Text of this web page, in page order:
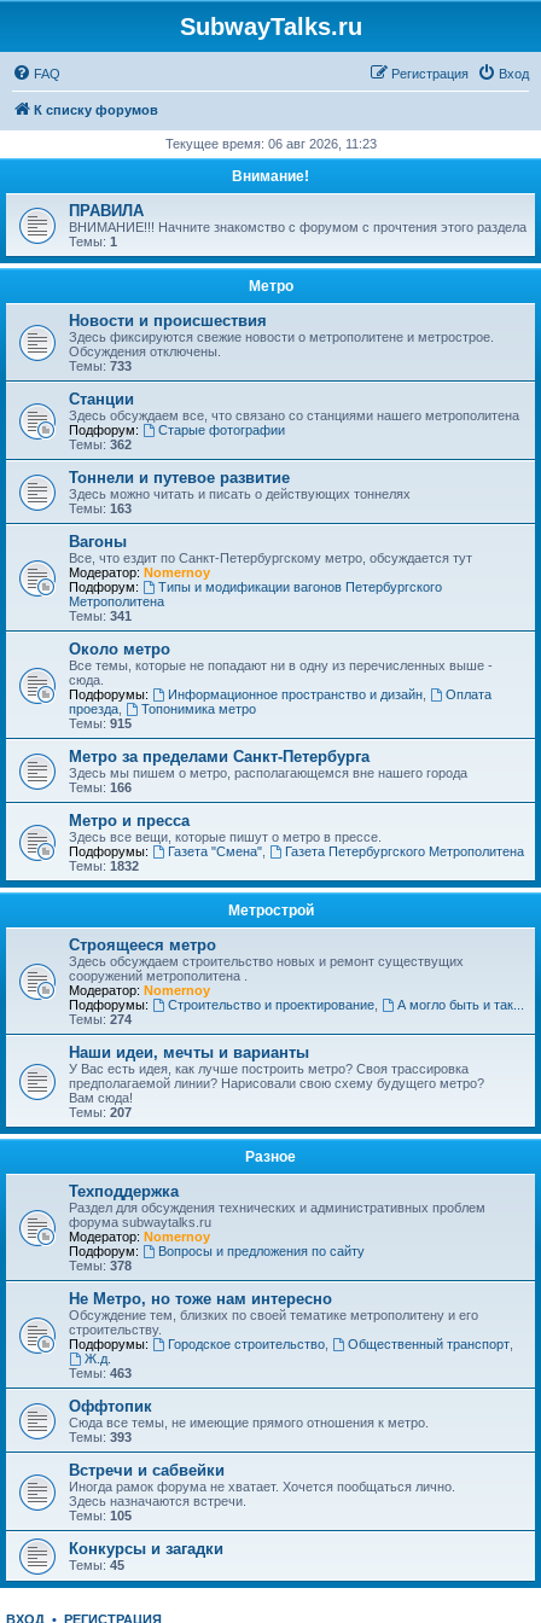
SubwayTalks.ru
FAQ Вход
Регистрация
К списку форумов
Текущее время: 06 авг 2026, 11:23
Внимание!
ПРАВИЛА
ВНИМАНИЕ!!! Начните знакомство с форумом с прочтения этого раздела
Темы: 1
Метро
Новости и происшествия
Здесь фиксируются свежие новости о метрополитене и метрострое.
Обсуждения отключены.
Темы: 733
Станции
Здесь обсуждаем все, что связано со станциями нашего метрополитена
Подфорум:
Старые фотографии
Темы: 362
Тоннели и путевое развитие
Здесь можно читать и писать о действующих тоннелях
Темы: 163
Вагоны
Все, что ездит по Санкт-Петербургскому метро, обсуждается тут
Модератор: Nomernoy
Подфорум:
Типы и модификации вагонов Петербургского
Метрополитена
Темы: 341
Около метро
Все темы, которые не попадают ни в одну из перечисленных выше -
сюда.
Подфорумы:
Информационное пространство и дизайн,
Оплата
проезда
Топонимика метро
Темы: 915
Метро за пределами Санкт-Петербурга
Здесь мы пишем о метро, располагающемся вне нашего города
Темы: 166
Метро и пресса
Здесь все вещи, которые пишут о метро в прессе.
Подфорумы:
Газета "Смена",
Газета Петербургского Метрополитена
Темы: 1832
Метрострой
Строящееся метро
Здесь обсуждаем строительство новых и ремонт существущих
сооружений метрополитена .
Модератор: Nomernoy
Подфорумы:
Строительство и проектирование,
А могло быть и так...
Темы: 274
Наши идеи, мечты и варианты
У Вас есть идея, как лучше построить метро? Своя трассировка
предполагаемой линии? Нарисовали свою схему будущего метро?
Вам сюда!
Темы: 207
Разное
Техподдержка
Раздел для обсуждения технических и административных проблем
форума subwaytalks.ru
Модератор: Nomernoy
Подфорум:
Вопросы и предложения по сайту
Темы: 378
Не Метро, но тоже нам интересно
Обсуждение тем, близких по своей тематике метрополитену и его
строительству.
Подфорумы:
Городское строительство, Общественный транспорт,
Ж.д.
Темы: 463
Оффтопик
Сюда все темы, не имеющие прямого отношения к метро.
Темы: 393
Встречи и сабвейки
Иногда рамок форума не хватает. Хочется пообщаться лично.
Здесь назначаются встречи.
Темы: 105
Конкурсы и загадки
Темы: 45
ВХОД • РЕГИСТРАЦИЯ